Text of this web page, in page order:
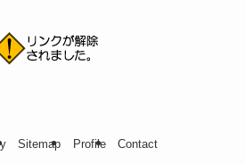
Sitemap Profile Contact